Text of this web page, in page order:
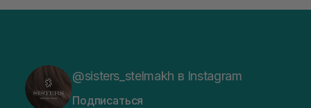
@sisters_stelmakh в Instagram
Подписаться